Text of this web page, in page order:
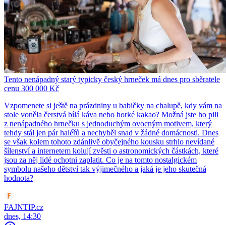
Tento nenápadný starý typicky český hrneček má dnes pro sběratele
cenu 300 000 Kč
Vzpomenete si ještě na prázdniny u babičky na chalupě, kdy vám na
stole voněla čerstvá bílá káva nebo horké kakao? Možná jste ho pili
z nenápadného hrnečku s jednoduchým ovocným motivem, který
tehdy stál jen pár haléřů a nechyběl snad v žádné domácnosti. Dnes
se však kolem tohoto zdánlivě obyčejného kousku strhlo nevídané
šílenství a internetem kolují zvěsti o astronomických částkách, které
jsou za něj lidé ochotni zaplatit. Co je na tomto nostalgickém
symbolu našeho dětství tak výjimečného a jaká je jeho skutečná
hodnota?
FAJNTIP.cz
dnes, 14:30